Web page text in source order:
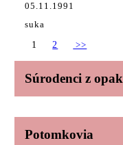
05.11.1991
suka
1
2 >>
Súrodenci z
Potomkovia